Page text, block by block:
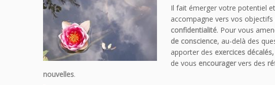
Il fait émerger votre potentiel
accompagne vers vos objectifs
confidentialité. Pour vous
de conscience, au-delà des
apporter des exercices
de vous encouragervers des
nouvelles.